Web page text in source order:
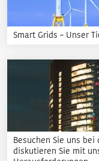
Smart Grids – Unser
Besuchen Sie uns
diskutieren Sie mit